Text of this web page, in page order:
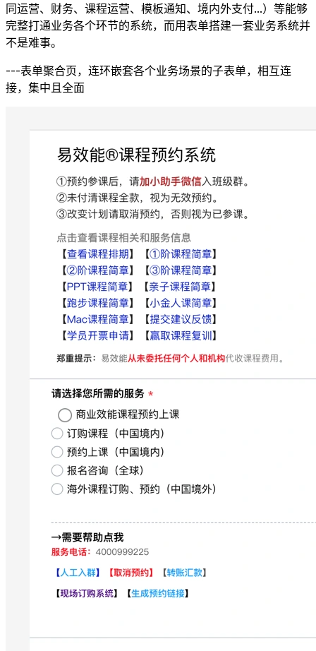
同运营、财务、课程运营、模板通知、境内外支付...）等能够
完整打通业务各个环节的系统，而用表单搭建一套业务系统并
不是难事。
---表单聚合页，连环嵌套各个业务场景的子表单，相互连
接，集中且全面